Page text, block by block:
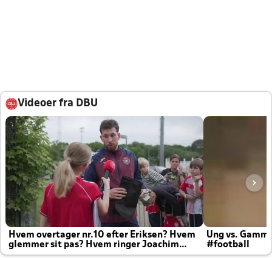
Videoer fra DBU
Hvem overtager nr.10 efter Eriksen? Hvem
glemmer sit pas? Hvem ringer Joachim
altid til efter kampe?
Ung vs.
#football